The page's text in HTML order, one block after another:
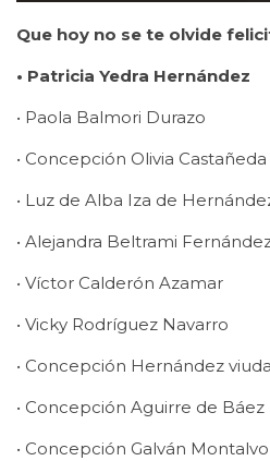
Que hoy no se te olvide
• Patricia Yedra Hernández
• Paola Balmori Durazo
• Concepción Olivia
• Luz de Alba Iza de
• Alejandra Beltrami
• Víctor Calderón Azamar
• Vicky Rodríguez Navarro
• Concepción Hernández
• Concepción Aguirre de Báez
• Concepción Galván